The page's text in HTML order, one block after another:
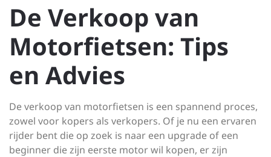
De Verkoop van
Motorfietsen: Tips
en Advies
De verkoop van motorfietsen is een spannend proces,
zowel voor kopers als verkopers. Of je nu een ervaren
rijder bent die op zoek is naar een upgrade of een
beginner die zijn eerste motor wil kopen, er zijn